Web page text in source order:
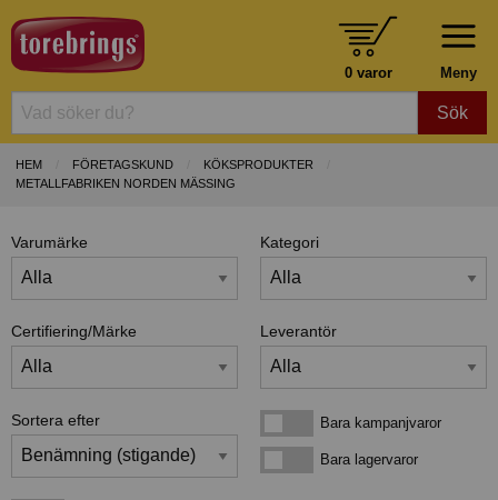
Meny
0 varor
Sök
HEM FÖRETAGSKUND
KÖKSPRODUKTER
METALLFABRIKEN NORDEN MÄSSING
Varumärke Kategori
Certifiering/Märke Leverantör
Sortera efter Bara kampanjvarorBara kampanjvaror
Bara lagervarorBara lagervaror